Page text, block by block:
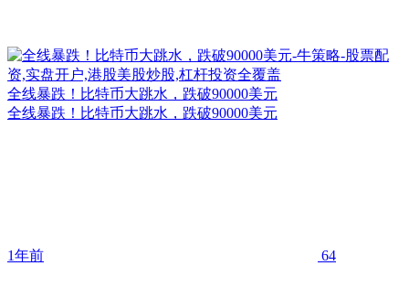
全线暴跌！比特币大跳水，跌破90000美元
全线暴跌！比特币大跳水，跌破90000美元
1年前 64